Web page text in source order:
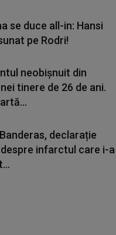
se duce all-in: Hansi
pe Rodri!
neobișnuit din
tinere de 26 de ani.
declarație
infarctul care i-a